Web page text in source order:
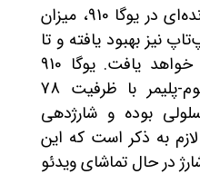
به لطف وجود چنین پردازنده‌ای در یوگا 910، ميزان
نیز بهبود یافته و تا
حدود چشم‌گیری افزایش خواهد یافت. یوگا 910
مجهز به یک باتری ليتيوم-پليمر با ظرفيت 78
است که 4 سلولی بوده و شارژدهی
لازم به ذکر است که این
9 ساعت شارژ در حال تماشای ویدئو